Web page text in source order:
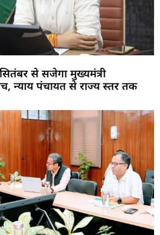
से सजेगा मुख्यमंत्री
न्याय पंचायत से राज्य स्तर तक